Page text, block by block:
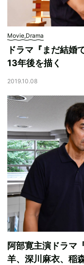
Movie,Drama
ドラマ『まだ結婚
13年後を描く
2019.10.08
阿部寛主演ドラマ
羊、深川麻衣、稲